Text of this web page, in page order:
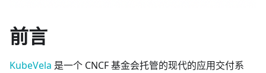
前言
KubeVela 是一个 CNCF 基金会托管的现代的应用交付系